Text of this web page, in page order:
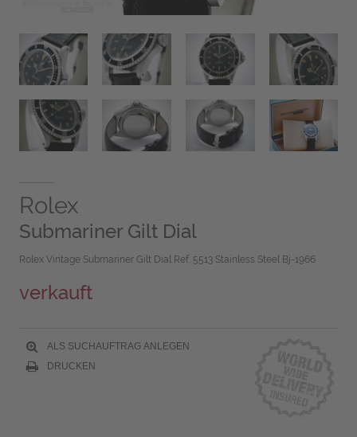
Rolex
Submariner Gilt Dial
Rolex Vintage Submariner Gilt Dial Ref. 5513 Stainless Steel Bj-1966
verkauft
ALS SUCHAUFTRAG ANLEGEN
DRUCKEN